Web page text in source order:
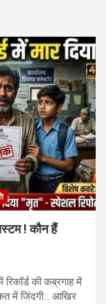
! कौन हैं
रिकॉर्ड की कब्रगाह में
में जिंदगी… आखिर